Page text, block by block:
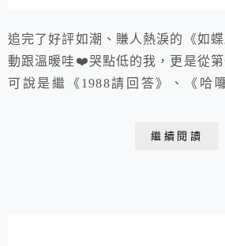
追完了好評如潮、賺人熱淚的《如
動跟溫暖哇❤️哭點低的我，更是從
可說是繼《1988請回答》、《哈
繼續閱讀